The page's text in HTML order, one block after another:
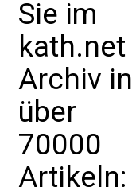
Sie im
kath.net
Archiv in
über
70000
Artikeln: